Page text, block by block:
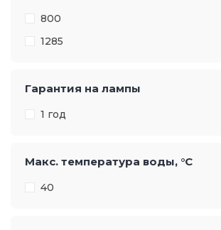
800
1285
Гарантия на лампы
1 год
Макс. температура воды, °С
40